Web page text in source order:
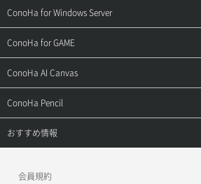
用語集
お問い合わせ
ご利用ガイド
お乗り換えガイド
よくある質問
サポートトップ
ご利用ガイド
APIドキュメントVPS2.0
APIドキュメントVPS3.0
ConoHa for Windows Server
サポートトップ
ご利用ガイド
APIドキュメントVPS2.0
APIドキュメントVPS3.0
ConoHa for GAME
サポートトップ
ご利用ガイド
ConoHa AI Canvas
サポートトップ
ご利用ガイド
ConoHa Pencil
サポートトップ
おすすめ情報
会員規約